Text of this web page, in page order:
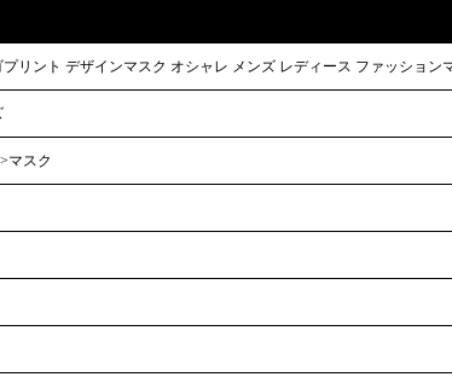
リント デザインマスク オシャレ メンズ レディース ファッショ
マスク